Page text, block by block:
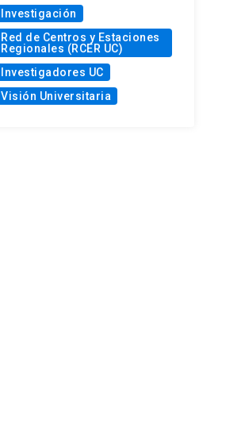
Investigación
Red de Centros y Estaciones
Regionales (RCER UC)
Investigadores UC
Visión Universitaria